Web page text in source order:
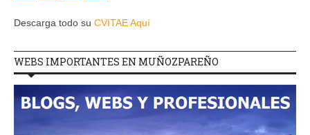
Descarga todo su CVITAE Aquí
WEBS IMPORTANTES EN MUÑOZPAREÑO